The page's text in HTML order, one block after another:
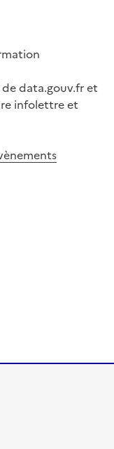
data.gouv.fr et
infolettre et